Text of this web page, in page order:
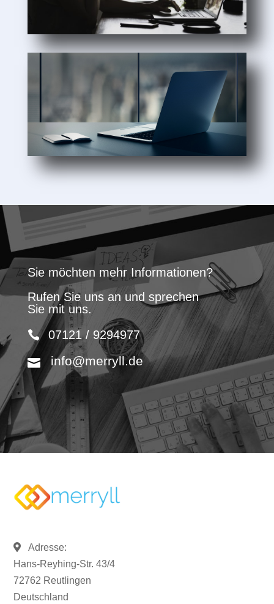
Sie möchten mehr Informationen?
Rufen Sie uns an und sprechen
Sie mit uns.
07121 / 9294977
info@merryll.de
Adresse:
Hans-Reyhing-Str. 43/4
72762 Reutlingen
Deutschland